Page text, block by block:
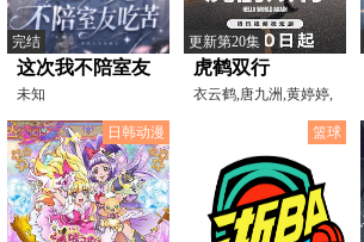
完结
这次我不陪室友
吃苦
未知
更新第20集
虎鹤双行
衣云鹤,唐九洲,黄婷婷,
金广发,陶亮LiangTao
日韩动漫 篮球